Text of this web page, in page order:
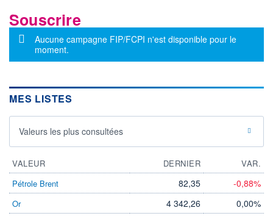
Souscrire
Message d'information
Aucune campagne FIP/FCPI n'est disponible pour le
moment.
MES LISTES
Valeurs les plus consultées
VALEUR DERNIER
VAR.
Pétrole Brent
82,35 -0,88%
Or 4 342,26 0,00%